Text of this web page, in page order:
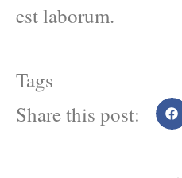
est laborum.
Tags
Share this post: